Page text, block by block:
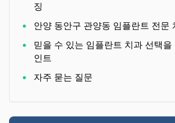
징
안양 동안구 관양동 임플란트 전문
믿을 수 있는 임플란트 치과 선택
인트
자주 묻는 질문